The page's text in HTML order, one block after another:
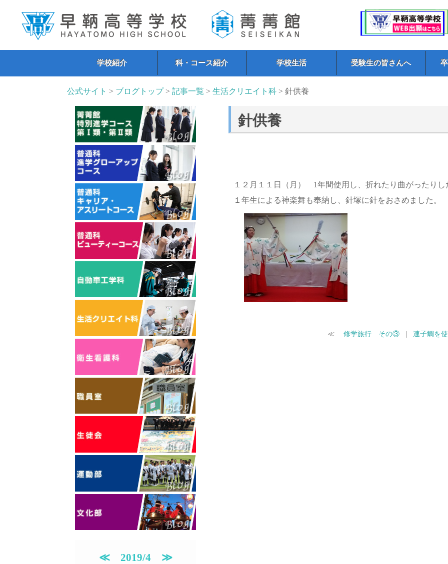
学校紹介 科・コース紹介 学校生活 受験生の皆さんへ
公式サイト > ブログトップ>記事一覧 >生活クリエイト科 > 針供養
針供養
１２月１１日（月） 1年間使用し、折れたり曲がったりし
１年生による神楽舞も奉納し、針塚に針をおさめました。
≪ 修学旅行 その③| 連子鯛を
≪2019/4 ≫